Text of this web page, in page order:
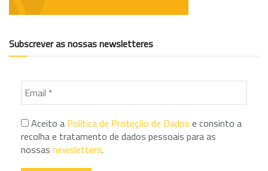
Subscrever as nossas newsletteres
Aceito a Política de Proteção de Dados e consinto a
recolha e tratamento de dados pessoais para as
nossas newsletters.